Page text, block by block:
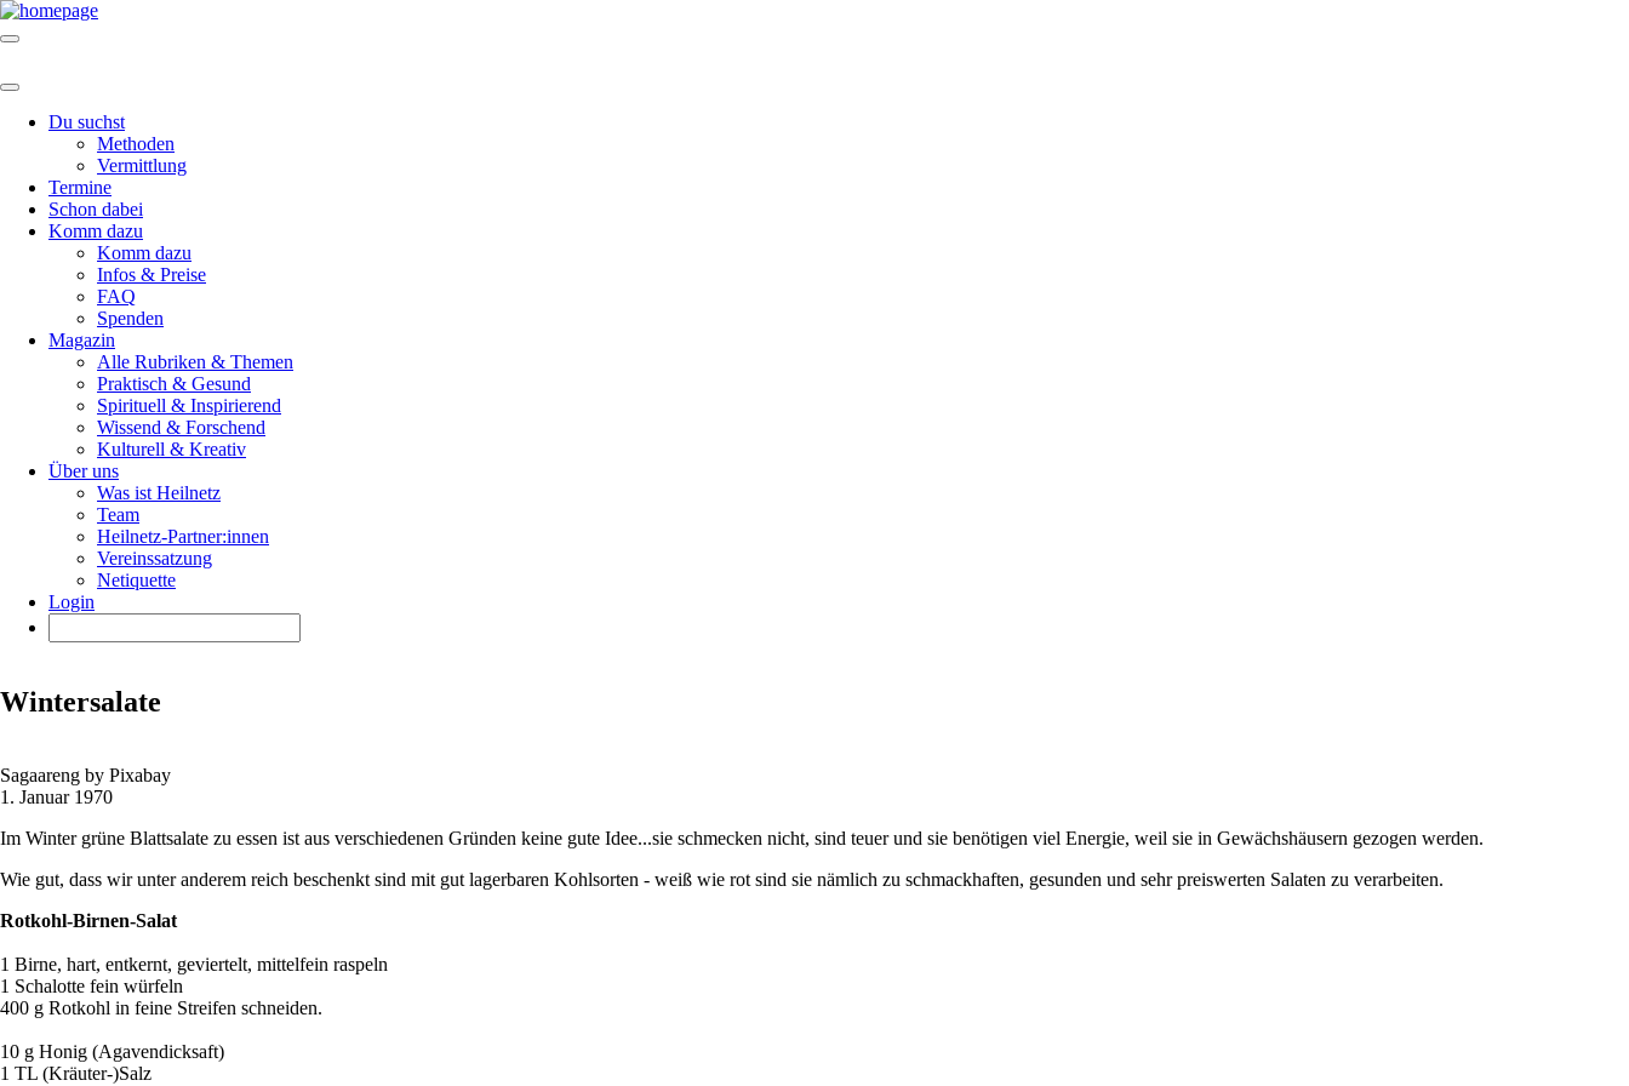
Du suchst
Methoden
Vermittlung
Termine
Schon dabei
Komm dazu
Komm dazu
Infos & Preise
FAQ
Spenden
Magazin
Alle Rubriken & Themen
Praktisch & Gesund
Spirituell & Inspirierend
Wissend & Forschend
Kulturell & Kreativ
Über uns
Was ist Heilnetz
Team
Heilnetz-Partner:innen
Vereinssatzung
Netiquette
Login
Wintersalate
Sagaareng by Pixabay
1. Januar 1970
Im Winter grüne Blattsalate zu essen ist aus verschiedenen Gründen keine gute Idee...sie schmecken nicht, sind teuer und sie benötigen viel Energie, weil sie in Gewächshäusern gezogen werden.
Wie gut, dass wir unter anderem reich beschenkt sind mit gut lagerbaren Kohlsorten - weiß wie rot sind sie nämlich zu schmackhaften, gesunden und sehr preiswerten Salaten zu verarbeiten.
Rotkohl-Birnen-Salat
1 Birne, hart, entkernt, geviertelt, mittelfein raspeln
1 Schalotte fein würfeln
400 g Rotkohl in feine Streifen schneiden.
10 g Honig (Agavendicksaft)
1 TL (Kräuter-)Salz